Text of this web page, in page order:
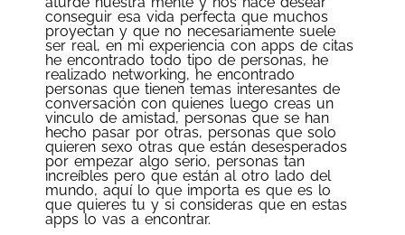
conseguir esa vida perfecta que muchos
proyectan y que no necesariamente suele
ser real, en mi experiencia con apps de citas
he encontrado todo tipo de personas, he
realizado networking, he encontrado
personas que tienen temas interesantes de
conversación con quienes luego creas un
vinculo de amistad, personas que se han
hecho pasar por otras, personas que solo
quieren sexo otras que están desesperados
por empezar algo serio, personas tan
increíbles pero que están al otro lado del
mundo, aquí lo que importa es que es lo
que quieres tu y si consideras que en estas
apps lo vas a encontrar.